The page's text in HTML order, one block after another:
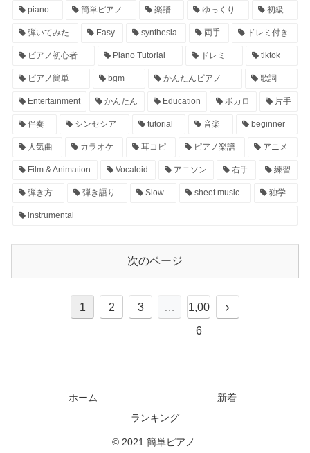
piano 簡単ピアノ 楽譜 ゆっくり 初級
弾いてみた Easy synthesia 両手 ドレミ付き
ピアノ初心者 Piano Tutorial ドレミ tiktok
ピアノ簡単 bgm かんたんピアノ 歌詞
Entertainment かんたん Education ボカロ 片手
伴奏 シンセシア tutorial 音楽 beginner
人気曲 カラオケ 耳コピ ピアノ楽譜 アニメ
Film & Animation Vocaloid アニソン 右手 練習
弾き方 弾き語り Slow sheet music 独学
instrumental
次のページ
1 2 3 …
1,00
6
ホーム
新着
ランキング
© 2021 簡単ピアノ.